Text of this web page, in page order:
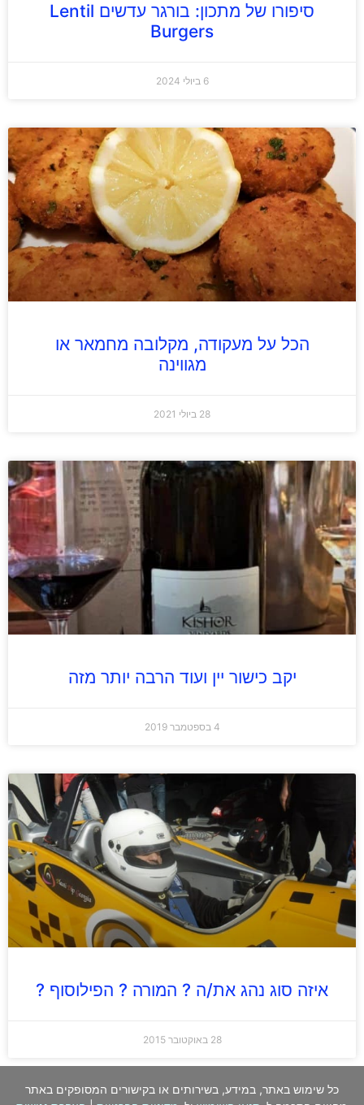
סיפורו של מתכון: בורגר עדשים Lentil
Burgers
6 ביולי 2024
הכל על מעקודה, מקלובה מחמאר או
מגווינה
28 ביולי 2021
יקב כישור יין ועוד הרבה יותר מזה
4 בספטמבר 2019
איזה סוג נהג את/ה ? המורה ? הפילוסוף ?
28 באוקטובר 2015
כל שימוש באתר, במידע, בשירותים או בקישורים המסופקים באתר